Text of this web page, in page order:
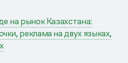
на рынок Казахстана:
реклама на двух языках,